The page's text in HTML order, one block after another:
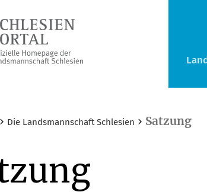
› Die Landsmannschaft Schlesien › Satzung